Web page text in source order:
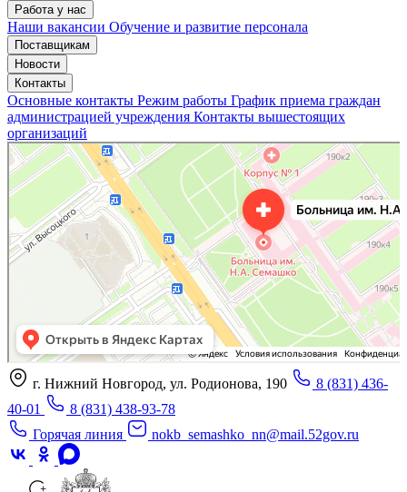
Работа у нас
Наши вакансии Обучение и развитие персонала
Поставщикам
Новости
Контакты
Основные контакты Режим работы График приема граждан
администрацией учреждения Контакты вышестоящих
организаций
«Нижегородская областная клиническая больница имени Н.А. Семашко»
Отделение больницы, госпиталя в Нижнем Новгороде
Больница для взрослых в Нижнем Новгороде
г. Нижний Новгород, ул. Родионова, 190
8 (831) 436-
40-01
8 (831) 438-93-78
Горячая линия
nokb_semashko_nn@mail.52gov.ru